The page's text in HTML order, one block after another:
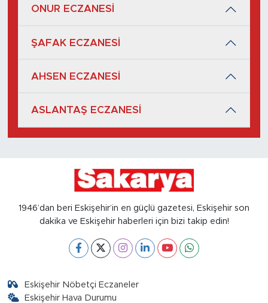
ONUR ECZANESİ
ŞAFAK ECZANESİ
AHSEN ECZANESİ
ASLANTAŞ ECZANESİ
1946’dan beri Eskişehir’in en güçlü gazetesi, Eskişehir son
dakika ve Eskişehir haberleri için bizi takip edin!
Eskişehir Nöbetçi Eczaneler
Eskişehir Hava Durumu